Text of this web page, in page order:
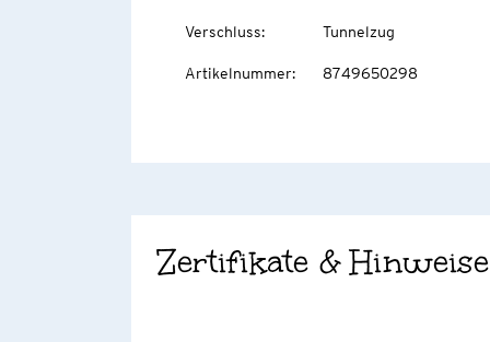
Verschluss: Tunnelzug
Artikelnummer: 8749650298
Zertifikate & Hinweise